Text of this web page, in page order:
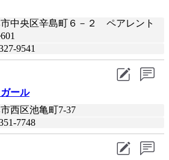
中央区辛島町６－２ ペアレント
9541
ール
西区池亀町7-37
7748